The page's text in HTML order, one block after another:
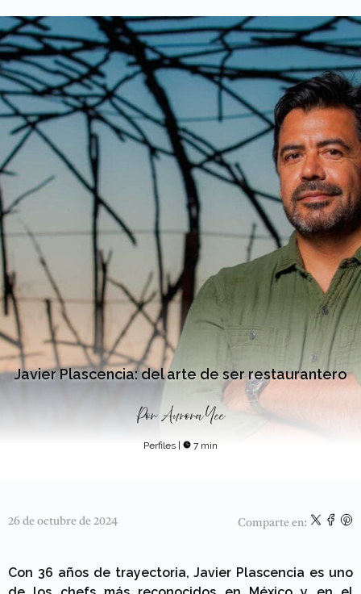
Javier Plascencia: del arte de ser restaurantero
Por Aurora Yee
Perfiles 7 min
26 de octubre de 2024 Comparte en:
Con 36 años de trayectoria, Javier Plascencia es uno